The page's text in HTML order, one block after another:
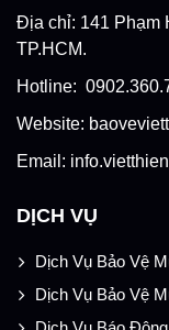
Địa chỉ: 141 Phạm
TP.HCM.
Hotline:
Website:
Email:
DỊCH VỤ
Dịch Vụ Bảo Vệ
Dịch Vụ Bảo Vệ